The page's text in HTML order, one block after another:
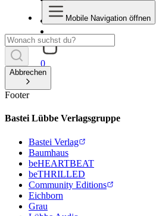
0
Mobile Navigation öffnen
Abbrechen
Footer
Bastei Lübbe Verlagsgruppe
Bastei Verlag
Baumhaus
beHEARTBEAT
beTHRILLED
Community Editions
Eichborn
Grau